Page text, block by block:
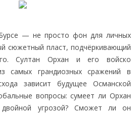
— не просто фон для личных
сюжетный пласт, подчёркивающий
Султан Орхан и его войско
самых грандиозных сражений в
зависит будущее Османской
вопросы: сумеет ли Орхан
угрозой? Сможет ли он